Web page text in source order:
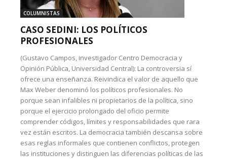
COLUMNISTAS
CASO SEDINI: LOS POLÍTICOS
PROFESIONALES
(Gustavo Campos, investigador Centro Democracia y
Opinión Pública, Universidad Central): La controversia sí
ofrece una enseñanza. Reivindica el valor de aquello que
Max Weber denominó los políticos profesionales. No
porque sean infalibles ni propietarios de la política, sino
porque el ejercicio prolongado del oficio permite
comprender códigos, límites y responsabilidades que rara
vez están escritos. La democracia también descansa sobre
esas reglas informales que contienen conflictos, protegen
las instituciones y distinguen las diferencias políticas de las